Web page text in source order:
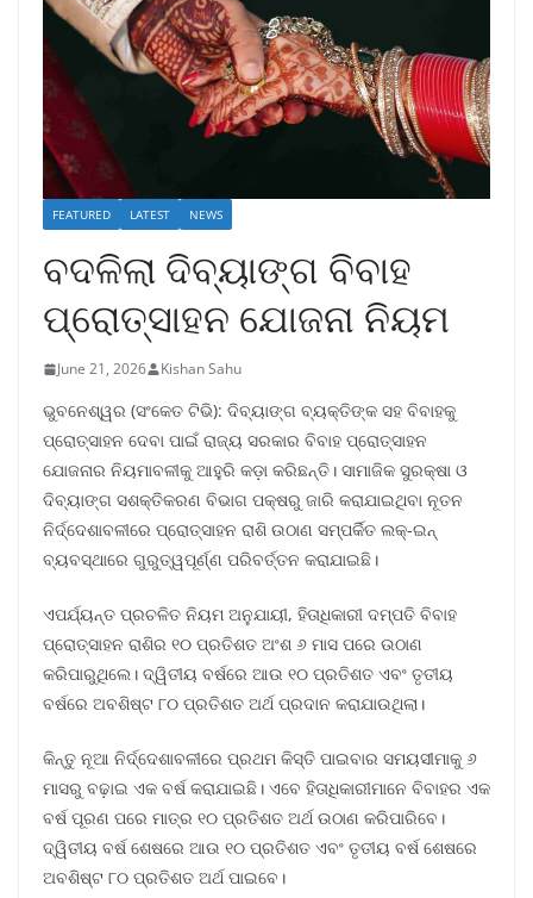
FEATURED LATEST NEWS
ବଦଳିଲା ଦିବ୍ୟାଙ୍ଗ ବିବାହ
ପ୍ରୋତ୍ସାହନ ଯୋଜନା ନିୟମ
June 21, 2026 Kishan Sahu
ଭୁବନେଶ୍ୱର (ସଂକେତ ଟିଭି): ଦିବ୍ୟାଙ୍ଗ ବ୍ୟକ୍ତିଙ୍କ ସହ ବିବାହକୁ
ପ୍ରୋତ୍ସାହନ ଦେବା ପାଇଁ ରାଜ୍ୟ ସରକାର ବିବାହ ପ୍ରୋତ୍ସାହନ
ଯୋଜନାର ନିୟମାବଳୀକୁ ଆହୁରି କଡ଼ା କରିଛନ୍ତି। ସାମାଜିକ ସୁରକ୍ଷା ଓ
ଦିବ୍ୟାଙ୍ଗ ସଶକ୍ତିକରଣ ବିଭାଗ ପକ୍ଷରୁ ଜାରି କରାଯାଇଥିବା ନୂତନ
ନିର୍ଦ୍ଦେଶାବଳୀରେ ପ୍ରୋତ୍ସାହନ ରାଶି ଉଠାଣ ସମ୍ପର୍କିତ ଲକ୍-ଇନ୍
ବ୍ୟବସ୍ଥାରେ ଗୁରୁତ୍ୱପୂର୍ଣ୍ଣ ପରିବର୍ତ୍ତନ କରାଯାଇଛି।
ଏପର୍ଯ୍ୟନ୍ତ ପ୍ରଚଳିତ ନିୟମ ଅନୁଯାୟୀ, ହିତାଧିକାରୀ ଦମ୍ପତି ବିବାହ
ପ୍ରୋତ୍ସାହନ ରାଶିର ୧୦ ପ୍ରତିଶତ ଅଂଶ ୬ ମାସ ପରେ ଉଠାଣ
କରିପାରୁଥିଲେ। ଦ୍ୱିତୀୟ ବର୍ଷରେ ଆଉ ୧୦ ପ୍ରତିଶତ ଏବଂ ତୃତୀୟ
ବର୍ଷରେ ଅବଶିଷ୍ଟ ୮୦ ପ୍ରତିଶତ ଅର୍ଥ ପ୍ରଦାନ କରାଯାଉଥିଲା।
କିନ୍ତୁ ନୂଆ ନିର୍ଦ୍ଦେଶାବଳୀରେ ପ୍ରଥମ କିସ୍ତି ପାଇବାର ସମୟସୀମାକୁ ୬
ମାସରୁ ବଢ଼ାଇ ଏକ ବର୍ଷ କରାଯାଇଛି। ଏବେ ହିତାଧିକାରୀମାନେ ବିବାହର ଏକ
ବର୍ଷ ପୂରଣ ପରେ ମାତ୍ର ୧୦ ପ୍ରତିଶତ ଅର୍ଥ ଉଠାଣ କରିପାରିବେ।
ଦ୍ୱିତୀୟ ବର୍ଷ ଶେଷରେ ଆଉ ୧୦ ପ୍ରତିଶତ ଏବଂ ତୃତୀୟ ବର୍ଷ ଶେଷରେ
ଅବଶିଷ୍ଟ ୮୦ ପ୍ରତିଶତ ଅର୍ଥ ପାଇବେ।